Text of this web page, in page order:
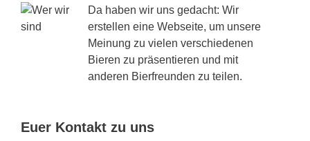
Da haben wir uns gedacht: Wir
erstellen eine Webseite, um unsere
Meinung zu vielen verschiedenen
Bieren zu präsentieren und mit
anderen Bierfreunden zu teilen.
Euer Kontakt zu uns